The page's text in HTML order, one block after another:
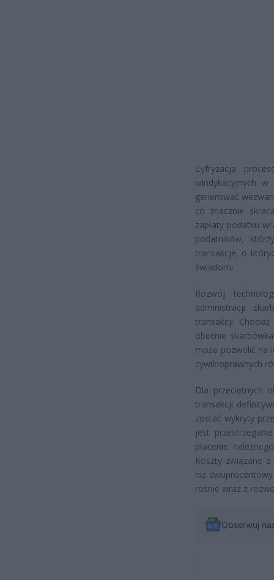
Cyfryzacja
windykacyjnych
generować
co znacznie
zapłaty podatku
podatników,
transakcje, o
świadomi.
Rozwój
administracji
transakcji.
obecnie
może pozwolić na
cywilnoprawnych
Dla przeciętnych
transakcji
zostać wykryty
jest
płacenie
Koszty związane
niż
rośnie wraz z
Obserwuj